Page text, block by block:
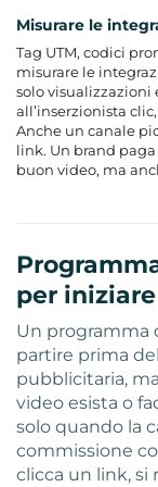
Misurare le
Tag UTM, codici
misurare le
solo
all’inserzionista
Anche un canale
link. Un brand
buon video, ma
per iniziare
Un programma
partire prima
pubblicitaria,
video esista o
solo quando la
commissione
clicca un link, si